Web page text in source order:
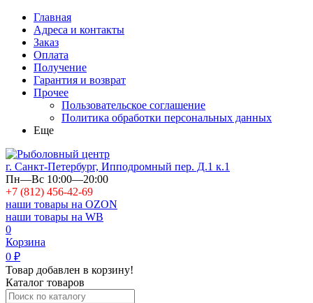
Главная
Адреса и контакты
Заказ
Оплата
Получение
Гарантия и возврат
Прочее
Пользовательское соглашение
Политика обработки персональных данных
Еще
г. Санкт-Петербург, Ипподромный пер. Д.1 к.1
Пн—Вс 10:00—20:00
+7 (812) 456-42-69
наши товары на OZON
наши товары на WB
0
Корзина
0 ₽
Товар добавлен в корзину!
Каталог товаров